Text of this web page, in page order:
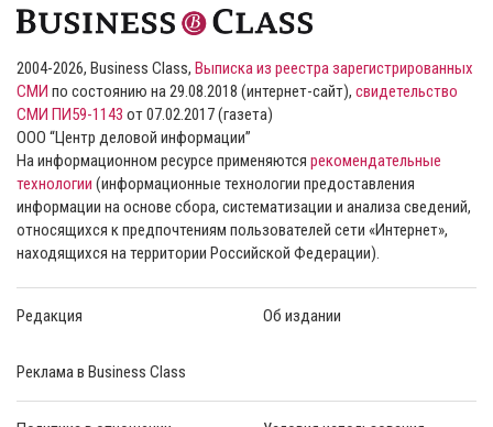
2004-2026, Business Class, Выписка из реестра зарегистрированных
СМИ по состоянию на 29.08.2018 (интернет-сайт), свидетельство
СМИ ПИ59-1143 от 07.02.2017 (газета)
ООО “Центр деловой информации”
На информационном ресурсе применяются рекомендательные
технологии (информационные технологии предоставления
информации на основе сбора, систематизации и анализа сведений,
относящихся к предпочтениям пользователей сети «Интернет»,
находящихся на территории Российской Федерации).
Редакция Об издании
Реклама в Business Class